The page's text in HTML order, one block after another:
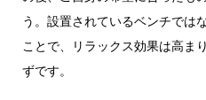
う。設置されているベンチでは
ことで、リラックス効果は高ま
ずです。